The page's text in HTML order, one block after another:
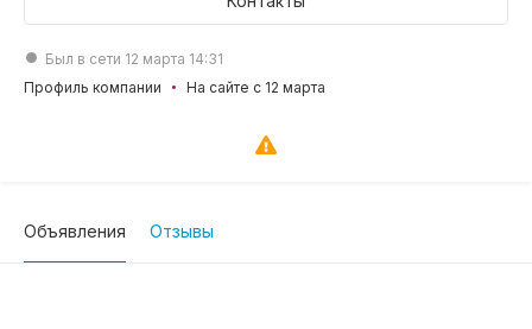
Был в сети 12 марта 14:31
Профиль компании
На сайте с 12 марта
Объявления Отзывы